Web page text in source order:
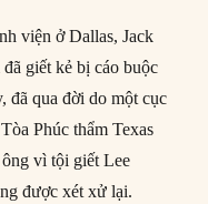
viện ở Dallas, Jack
giết kẻ bị cáo buộc
đã qua đời do một cục
Phúc thẩm Texas
vì tội giết Lee
được xét xử lại.